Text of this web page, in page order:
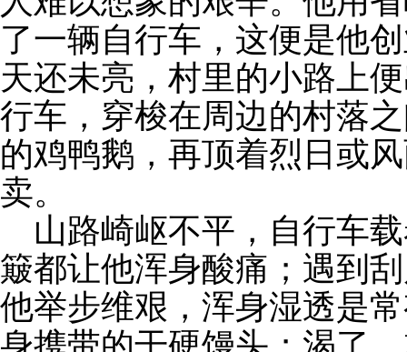
了一辆自行车，这便是他
天还未亮，村里的小路上
行车，穿梭在周边的村落
的鸡鸭鹅，再顶着烈日或
卖。
山路崎岖不平，自行车
簸都让他浑身酸痛；遇到
他举步维艰，浑身湿透是